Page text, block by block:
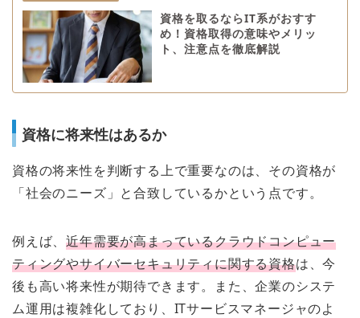
資格を取るならIT系がおすす
め！資格取得の意味やメリッ
ト、注意点を徹底解説
資格に将来性はあるか
資格の将来性を判断する上で重要なのは、その資格が
「社会のニーズ」と合致しているかという点です。
例えば、近年需要が高まっているクラウドコンピュー
ティングやサイバーセキュリティに関する資格は、今
後も高い将来性が期待できます。また、企業のシステ
ム運用は複雑化しており、ITサービスマネージャのよ